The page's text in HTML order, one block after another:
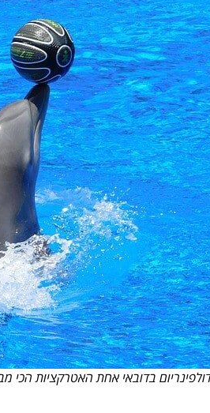
בדובאי אחת האטרקציות הכי